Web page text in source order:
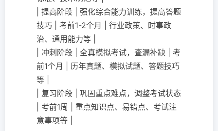
| 提高阶段 | 强化综合能力训练，提高答题
技巧 | 考前1-2个月 | 行业政策、时事政
治、通用能力等 |
| 冲刺阶段 | 全真模拟考试，查漏补缺 | 考
前1个月 | 历年真题、模拟试题、答题技巧
等 |
| 复习阶段 | 巩固重点难点，调整考试状态
| 考前1周 | 重点知识点、易错点、考试注
意事项等 |